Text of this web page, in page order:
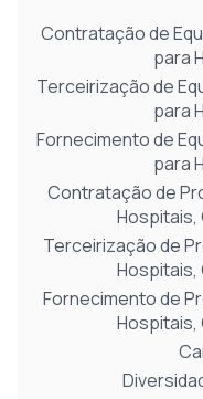
Contratação de
para
Terceirização de
para
Fornecimento de
para
Contratação de
Hospitais,
Terceirização de
Hospitais,
Fornecimento de
Hospitais,